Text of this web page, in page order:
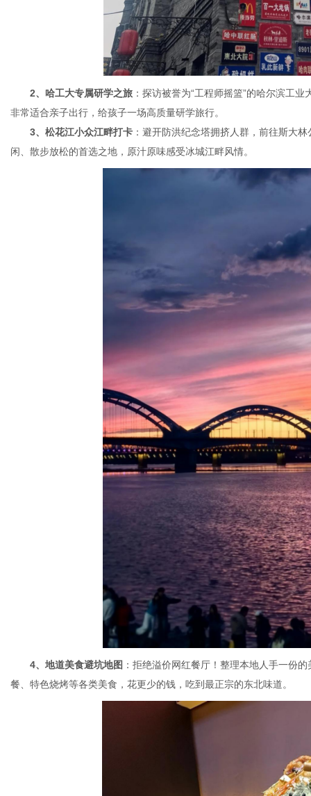
2、哈工大专属研学之旅 ：探访被誉为“工程师摇篮”的哈尔滨工
非常适合亲子出行，给孩子一场高质量研学旅行。
3、松花江小众江畔打卡 ：避开防洪纪念塔拥挤人群，前往斯大
闲、散步放松的首选之地，原汁原味感受冰城江畔风情。
4、地道美食避坑地图 ：拒绝溢价网红餐厅！整理本地人手一份
餐、特色烧烤等各类美食，花更少的钱，吃到最正宗的东北味道。